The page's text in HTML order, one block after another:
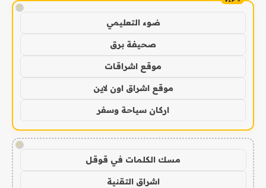
!
ضوء التعليمي
صحيفة برق
موقع اشراقات
موقع اشراق اون لاين
اركان سياحة وسفر
!
مسك الكلمات في قوقل
اشراق التقنية